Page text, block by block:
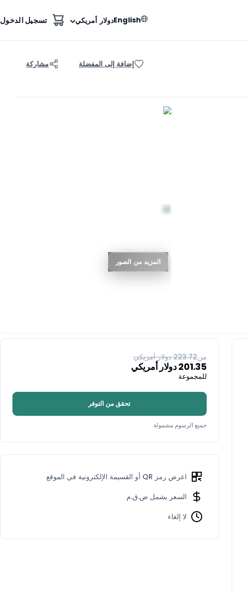
Englishدولار أمريكي تسجيل الدخول
إضافة إلى المفضلة مشاركة
المزيد من الصور
من223.72 دولار أمريكي
201.35دولار أمريكي
للمجموعة
تحقق من التوفر
جميع الرسوم مشمولة
اعرض رمز QR أو القسيمة الإلكترونية في الموقع
السعر يشمل ض.ق.م
لا إلغاء